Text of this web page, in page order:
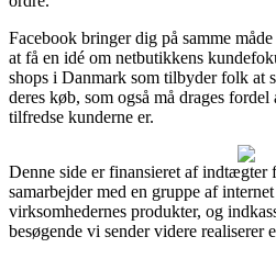
Facebook bringer dig på samme
at få en idé om netbutikkens
shops i Danmark som tilbyder folk at
deres køb, som også må drages
tilfredse kunderne er.
Denne side er finansieret af indtægter
samarbejder med en gruppe af
virksomhedernes produkter, og
besøgende vi sender videre realiserer